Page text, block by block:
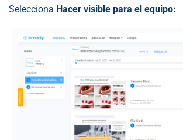
Selecciona Hacer visible para el equipo: